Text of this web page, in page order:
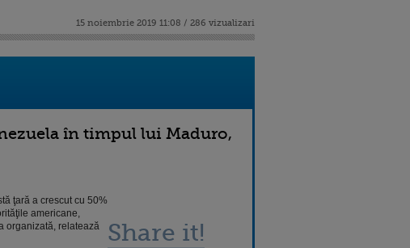
15 noiembrie 2019 11:08 / 286 vizualizari
în timpul lui Maduro,
ţară a crescut cu 50%
americane,
organizată, relatează
Share it!